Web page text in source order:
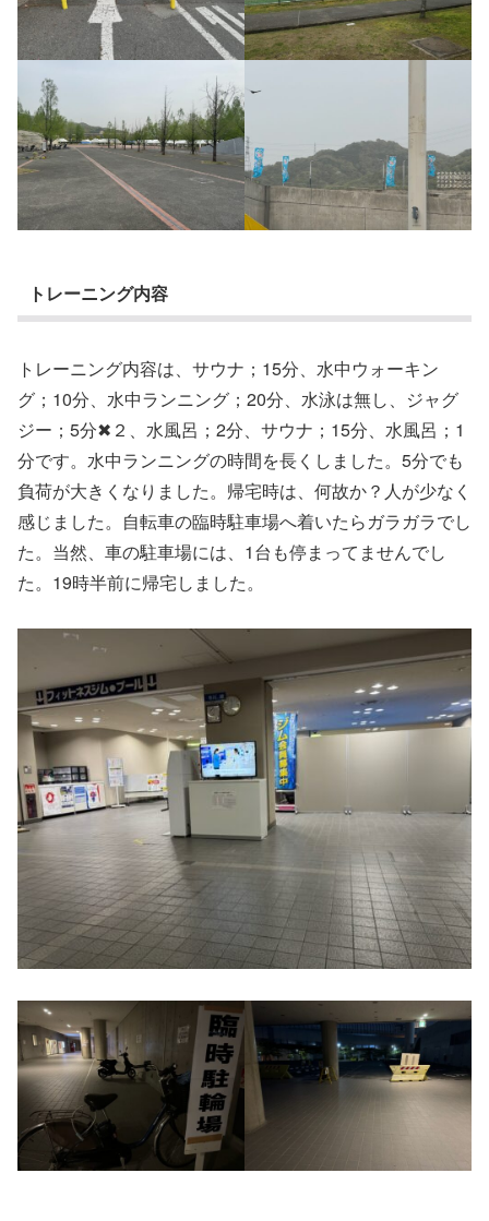
トレーニング内容
トレーニング内容は、サウナ；15分、水中ウォーキン
グ；10分、水中ランニング；20分、水泳は無し、ジャグ
ジー；5分✖︎２、水風呂；2分、サウナ；15分、水風呂；1
分です。水中ランニングの時間を長くしました。5分でも
負荷が大きくなりました。帰宅時は、何故か？人が少なく
感じました。自転車の臨時駐車場へ着いたらガラガラでし
た。当然、車の駐車場には、1台も停まってませんでし
た。19時半前に帰宅しました。